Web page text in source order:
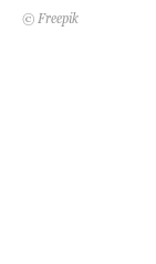
© Freepik